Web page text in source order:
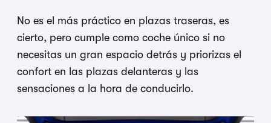
No es el más práctico en plazas traseras, es
cierto, pero cumple como coche único si no
necesitas un gran espacio detrás y priorizas el
confort en las plazas delanteras y las
sensaciones a la hora de conducirlo.